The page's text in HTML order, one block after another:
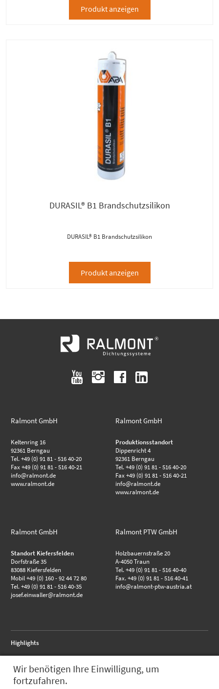
Produkt anzeigen
DURASIL® B1 Brandschutzsilikon
DURASIL® B1 Brandschutzsilikon
Produkt anzeigen
youtube instagram facebook linkedin
Ralmont GmbH
Keltenring 16
92361 Berngau
Tel. +49 (0) 91 81 - 516 40-20
Fax +49 (0) 91 81 - 516 40-21
info@ralmont.de
www.ralmont.de
Ralmont GmbH
Produktionsstandort
Dippenricht 4
92361 Berngau
Tel. +49 (0) 91 81 - 516 40-20
Fax +49 (0) 91 81 - 516 40-21
info@ralmont.de
www.ralmont.de
Ralmont GmbH
Standort Kiefersfelden
Dorfstraße 35
83088 Kiefersfelden
Mobil +49 (0) 160 - 92 44 72 80
Tel. +49 (0) 91 81 - 516 40-35
josef.einwaller@ralmont.de
Ralmont PTW GmbH
Holzbauernstraße 20
A-4050 Traun
Tel. +49 (0) 91 81 - 516 40-40
Fax. +49 (0) 91 81 - 516 40-41
info@ralmont-ptw-austria.at
Highlights
RALMO - FBA complete
RALMO - UBS Unterbausystem
Wir benötigen Ihre Einwilligung, um
fortzufahren.